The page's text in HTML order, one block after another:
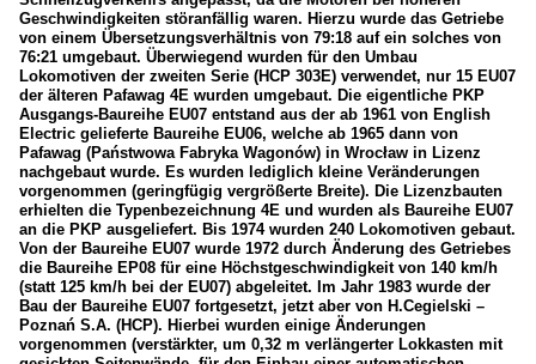
Geschwindigkeiten störanfällig waren. Hierzu wurde das Getriebe
von einem Übersetzungsverhältnis von 79:18 auf ein solches von
76:21 umgebaut. Überwiegend wurden für den Umbau
Lokomotiven der zweiten Serie (HCP 303E) verwendet, nur 15 EU07
der älteren Pafawag 4E wurden umgebaut. Die eigentliche PKP
Ausgangs-Baureihe EU07 entstand aus der ab 1961 von English
Electric gelieferte Baureihe EU06, welche ab 1965 dann von
Pafawag (Państwowa Fabryka Wagonów) in Wrocław in Lizenz
nachgebaut wurde. Es wurden lediglich kleine Veränderungen
vorgenommen (geringfügig vergrößerte Breite). Die Lizenzbauten
erhielten die Typenbezeichnung 4E und wurden als Baureihe EU07
an die PKP ausgeliefert. Bis 1974 wurden 240 Lokomotiven gebaut.
Von der Baureihe EU07 wurde 1972 durch Änderung des Getriebes
die Baureihe EP08 für eine Höchstgeschwindigkeit von 140 km/h
(statt 125 km/h bei der EU07) abgeleitet. Im Jahr 1983 wurde der
Bau der Baureihe EU07 fortgesetzt, jetzt aber von H.Cegielski –
Poznań S.A. (HCP). Hierbei wurden einige Änderungen
vorgenommen (verstärkter, um 0,32 m verlängerter Lokkasten mit